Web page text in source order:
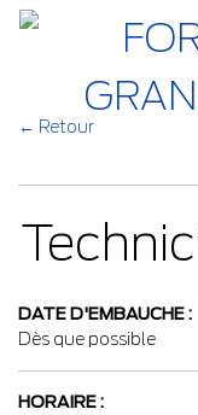
← Retour
DATE D'EMBAUCHE :
Dès que possible
HORAIRE :